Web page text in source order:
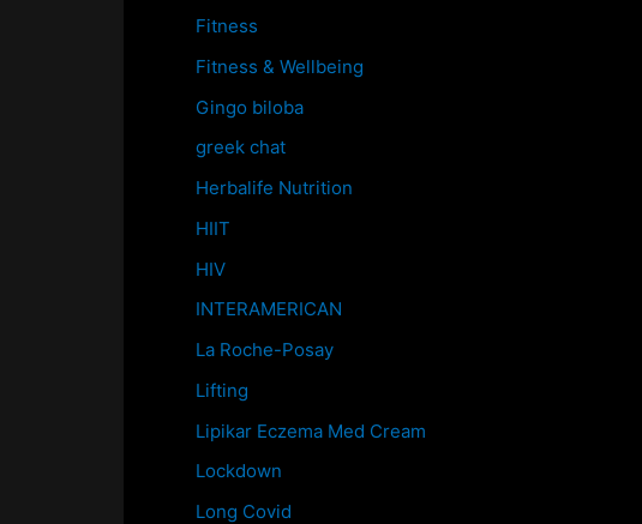
Fitness
Fitness & Wellbeing
Gingo biloba
greek chat
Herbalife Nutrition
HIIT
HIV
INTERAMERICAN
La Roche-Posay
Lifting
Lipikar Eczema Med Cream
Lockdown
Long Covid